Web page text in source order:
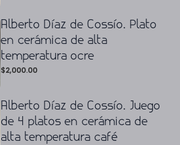
Alberto Díaz de Cossío. Plato
en cerámica de alta
temperatura ocre
$2,000.00
Alberto Díaz de Cossío. Juego
de 4 platos en cerámica de
alta temperatura café